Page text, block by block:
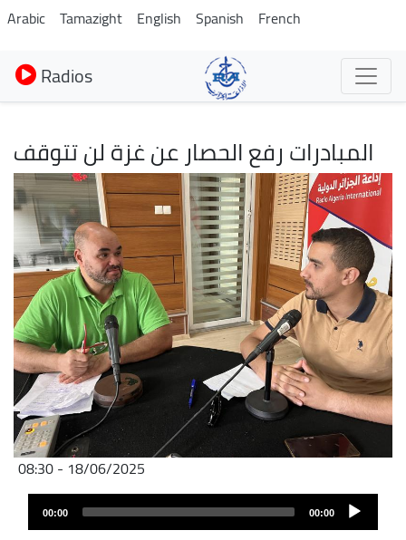
Aller
au
contenu
principal
Arabic Tamazight English Spanish French
Radios
المبادرات رفع الحصار عن غزة لن تتوقف
Image
18/06/2025 - 08:30
Fichier
audio
00:00
00:00